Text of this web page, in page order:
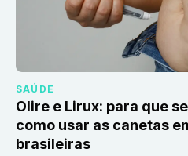
SAÚDE
Olire e Lirux: para que
como usar as canetas
brasileiras